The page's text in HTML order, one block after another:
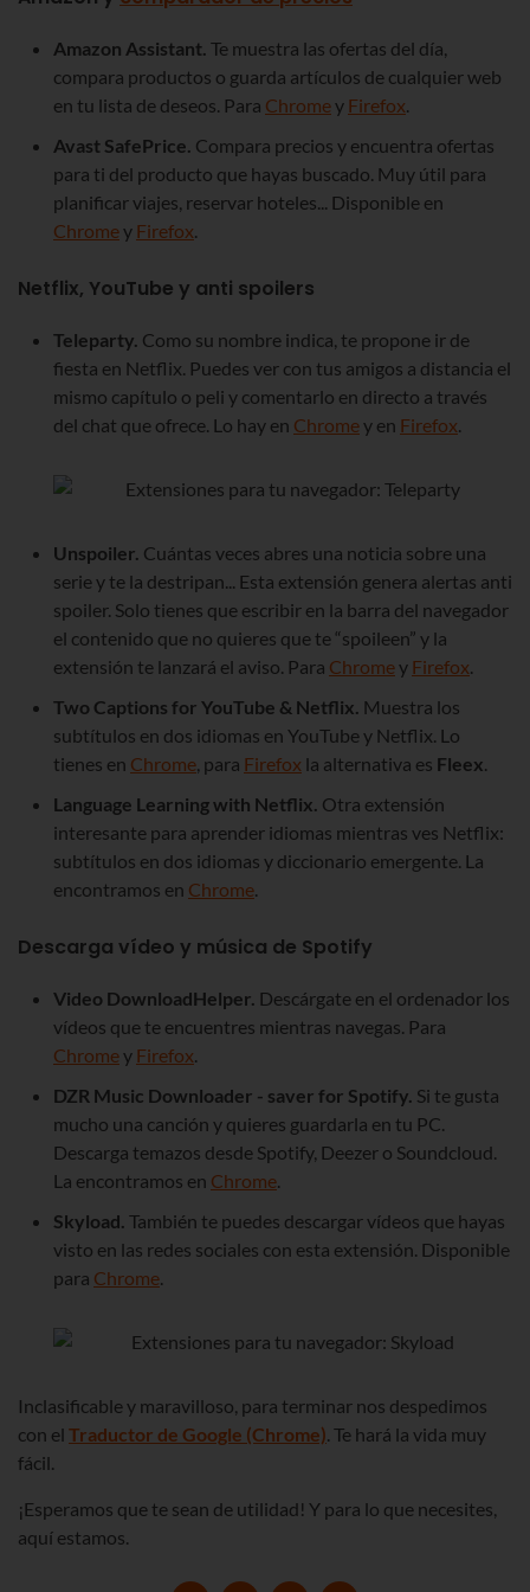
Amazon Assistant. Te muestra las ofertas del día,
compara productos o guarda artículos de cualquier web
en tu lista de deseos. Para Chromey Firefox.
Avast SafePrice. Compara precios y encuentra ofertas
para ti del producto que hayas buscado. Muy útil para
planificar viajes, reservar hoteles... Disponible en
Chromey Firefox.
Netflix, YouTube y anti spoilers
Teleparty. Como su nombre indica, te propone ir de
fiesta en Netflix. Puedes ver con tus amigos a distancia el
mismo capítulo o peli y comentarlo en directo a través
del chat que ofrece. Lo hay en Chromey en Firefox.
Unspoiler. Cuántas veces abres una noticia sobre una
serie y te la destripan... Esta extensión genera alertas anti
spoiler. Solo tienes que escribir en la barra del navegador
el contenido que no quieres que te “spoileen” y la
extensión te lanzará el aviso. Para Chromey Firefox.
Two Captions for YouTube & Netflix. Muestra los
subtítulos en dos idiomas en YouTube y Netflix. Lo
tienes en Chrome, para Firefox la alternativa es Fleex.
Language Learning with Netflix. Otra extensión
interesante para aprender idiomas mientras ves Netflix:
subtítulos en dos idiomas y diccionario emergente. La
encontramos en Chrome.
Descarga vídeo y música de Spotify
Video DownloadHelper. Descárgate en el ordenador los
vídeos que te encuentres mientras navegas. Para
Chromey Firefox.
DZR Music Downloader - saver for Spotify. Si te gusta
mucho una canción y quieres guardarla en tu PC.
Descarga temazos desde Spotify, Deezer o Soundcloud.
La encontramos en Chrome.
Skyload. También te puedes descargar vídeos que hayas
visto en las redes sociales con esta extensión. Disponible
para Chrome.
Inclasificable y maravilloso, para terminar nos despedimos
con el Traductor de Google (Chrome). Te hará la vida muy
fácil.
¡Esperamos que te sean de utilidad! Y para lo que necesites,
aquí estamos.